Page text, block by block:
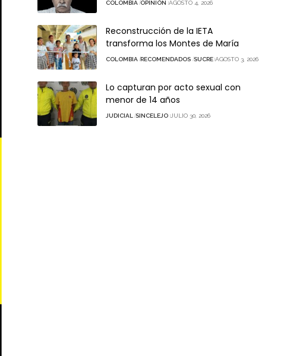
COLOMBIA OPINIÓN AGOSTO 4, 2026
Reconstrucción de la IETA
transforma los Montes de María
COLOMBIA RECOMENDADOS SUCRE AGOSTO 3, 2026
Lo capturan por acto sexual con
menor de 14 años
JUDICIAL SINCELEJO JULIO 30, 2026